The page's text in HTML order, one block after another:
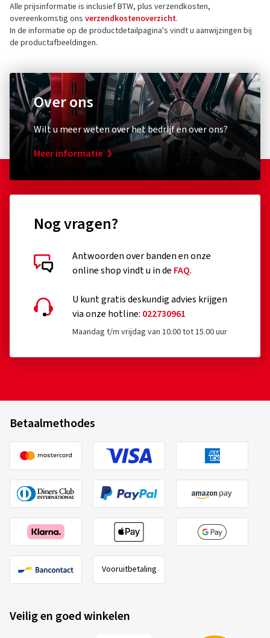
Alle prijsinformatie is inclusief BTW, plus verzendkosten,
overeenkomstig ons verzendkostenoverzicht.
In de informatie op de productdetailpagina's vindt u aanwijzingen bij
de productafbeeldingen.
Over ons
Wilt u meer weten over het bedrijf en over ons?
Meer informatie
Nog vragen?
Antwoorden over banden en onze
online shop vindt u in de FAQ.
U kunt gratis deskundig advies krijgen
via onze hotline: 022730961
Maandag t/m vrijdag van 10.00 tot 15.00 uur
Betaalmethodes
Vooruitbetaling
Veilig en goed winkelen